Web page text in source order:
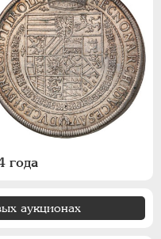
года
аукционах